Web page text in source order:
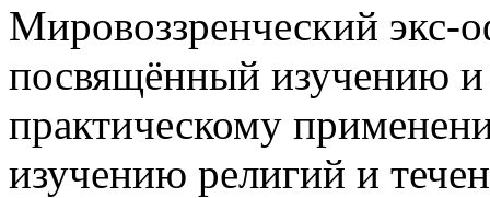
Мировоззренческий
посвящённый изучению
практическому
изучению религий и